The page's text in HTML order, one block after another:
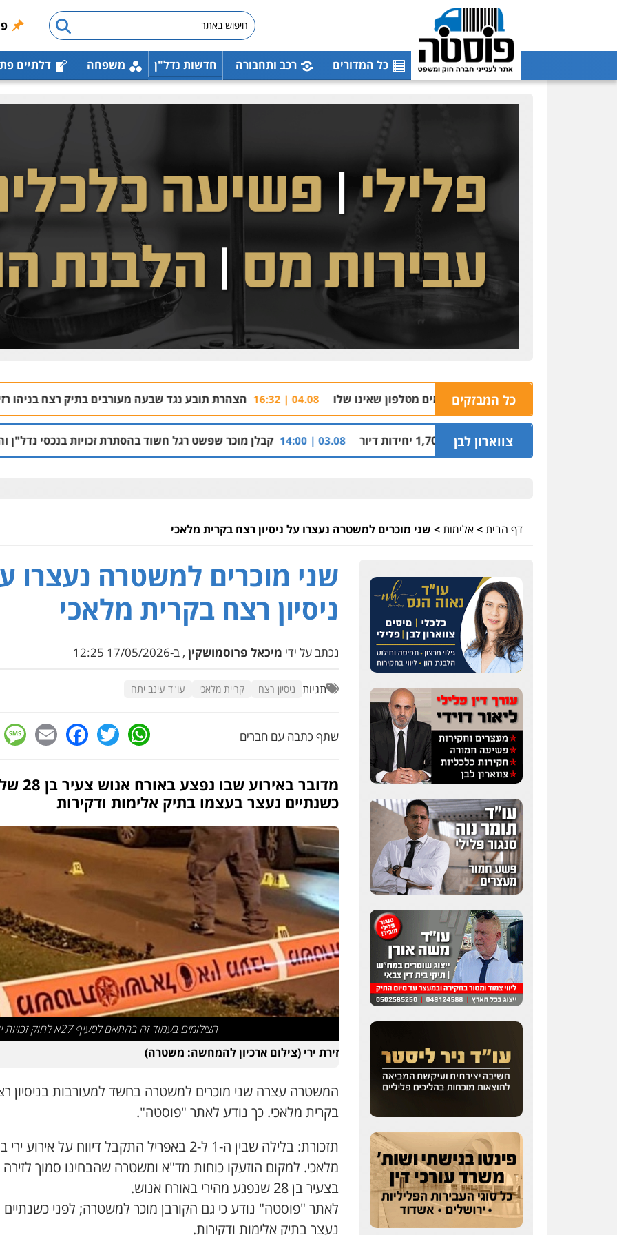
כל המדורים רכב ותחבורה חדשות נדל"ן משפחה דלתיים
כל המבזקים 04.08 | 16:32 הצהרת תובע נגד שבעה מעורבים בתיק רצח בניהו רזי בירושלים | 13:37
צווארון לבן 03.08 | 14:00 קבלן מוכר שפשט רגל חשוד בהסתרת זכויות בנכסי נדל"ן והברחת נכסים
דף הבית>אלימות> שני מוכרים למשטרה נעצרו על ניסיון רצח בקרית מלאכי
שני מוכרים למשטרה נעצרו
ניסיון רצח בקרית מלאכי
נכתב על ידי מיכאל פרוסמושקין , ב-17/05/2026 12:25
תגיות ניסיון רצח קריית מלאכי עו"ד עינב יתח
שתף כתבה עם חברים WhatsApp
Twitter
מדובר באירוע שבו
כשנתיים נעצר בעצמו בתיק אלימות ודקירות
הצילומים בעמוד זה בהתאם לסעיף 27א לחוק זכויות יוצרים
זירת ירי (צילום ארכיון להמחשה: משטרה)
המשטרה עצרה שני מוכרים למשטרה בחשד למעורבות בניסיון
בקרית מלאכי. כך נודע לאתר "פוסטה".
תזכורת: בלילה שבין ה-1 ל-2 באפריל התקבל דיווח על אירוע
מלאכי. למקום הוזעקו כוחות מד"א ומשטרה שהבחינו סמוך לזירה
בצעיר בן 28 שנפגע מהירי באורח אנוש.
לאתר "פוסטה" נודע כי גם הקורבן מוכר למשטרה; לפני כשנתיים
נעצר בתיק אלימות ודקירות.